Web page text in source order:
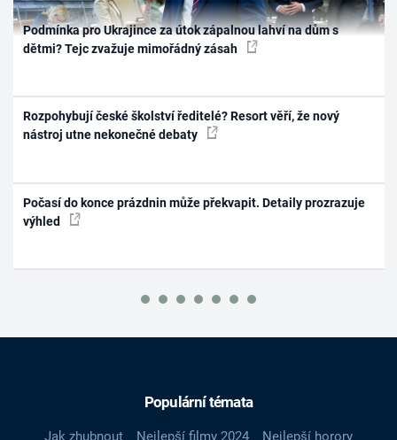
Podmínka pro Ukrajince za útok zápalnou lahví na dům s
dětmi? Tejc zvažuje mimořádný zásah
Rozpohybují české školství ředitelé? Resort věří, že nový
nástroj utne nekonečné debaty
Počasí do konce prázdnin může překvapit. Detaily prozrazuje
výhled
Populární témata
Jak zhubnout Nejlepší filmy 2024
Nejlepší horory